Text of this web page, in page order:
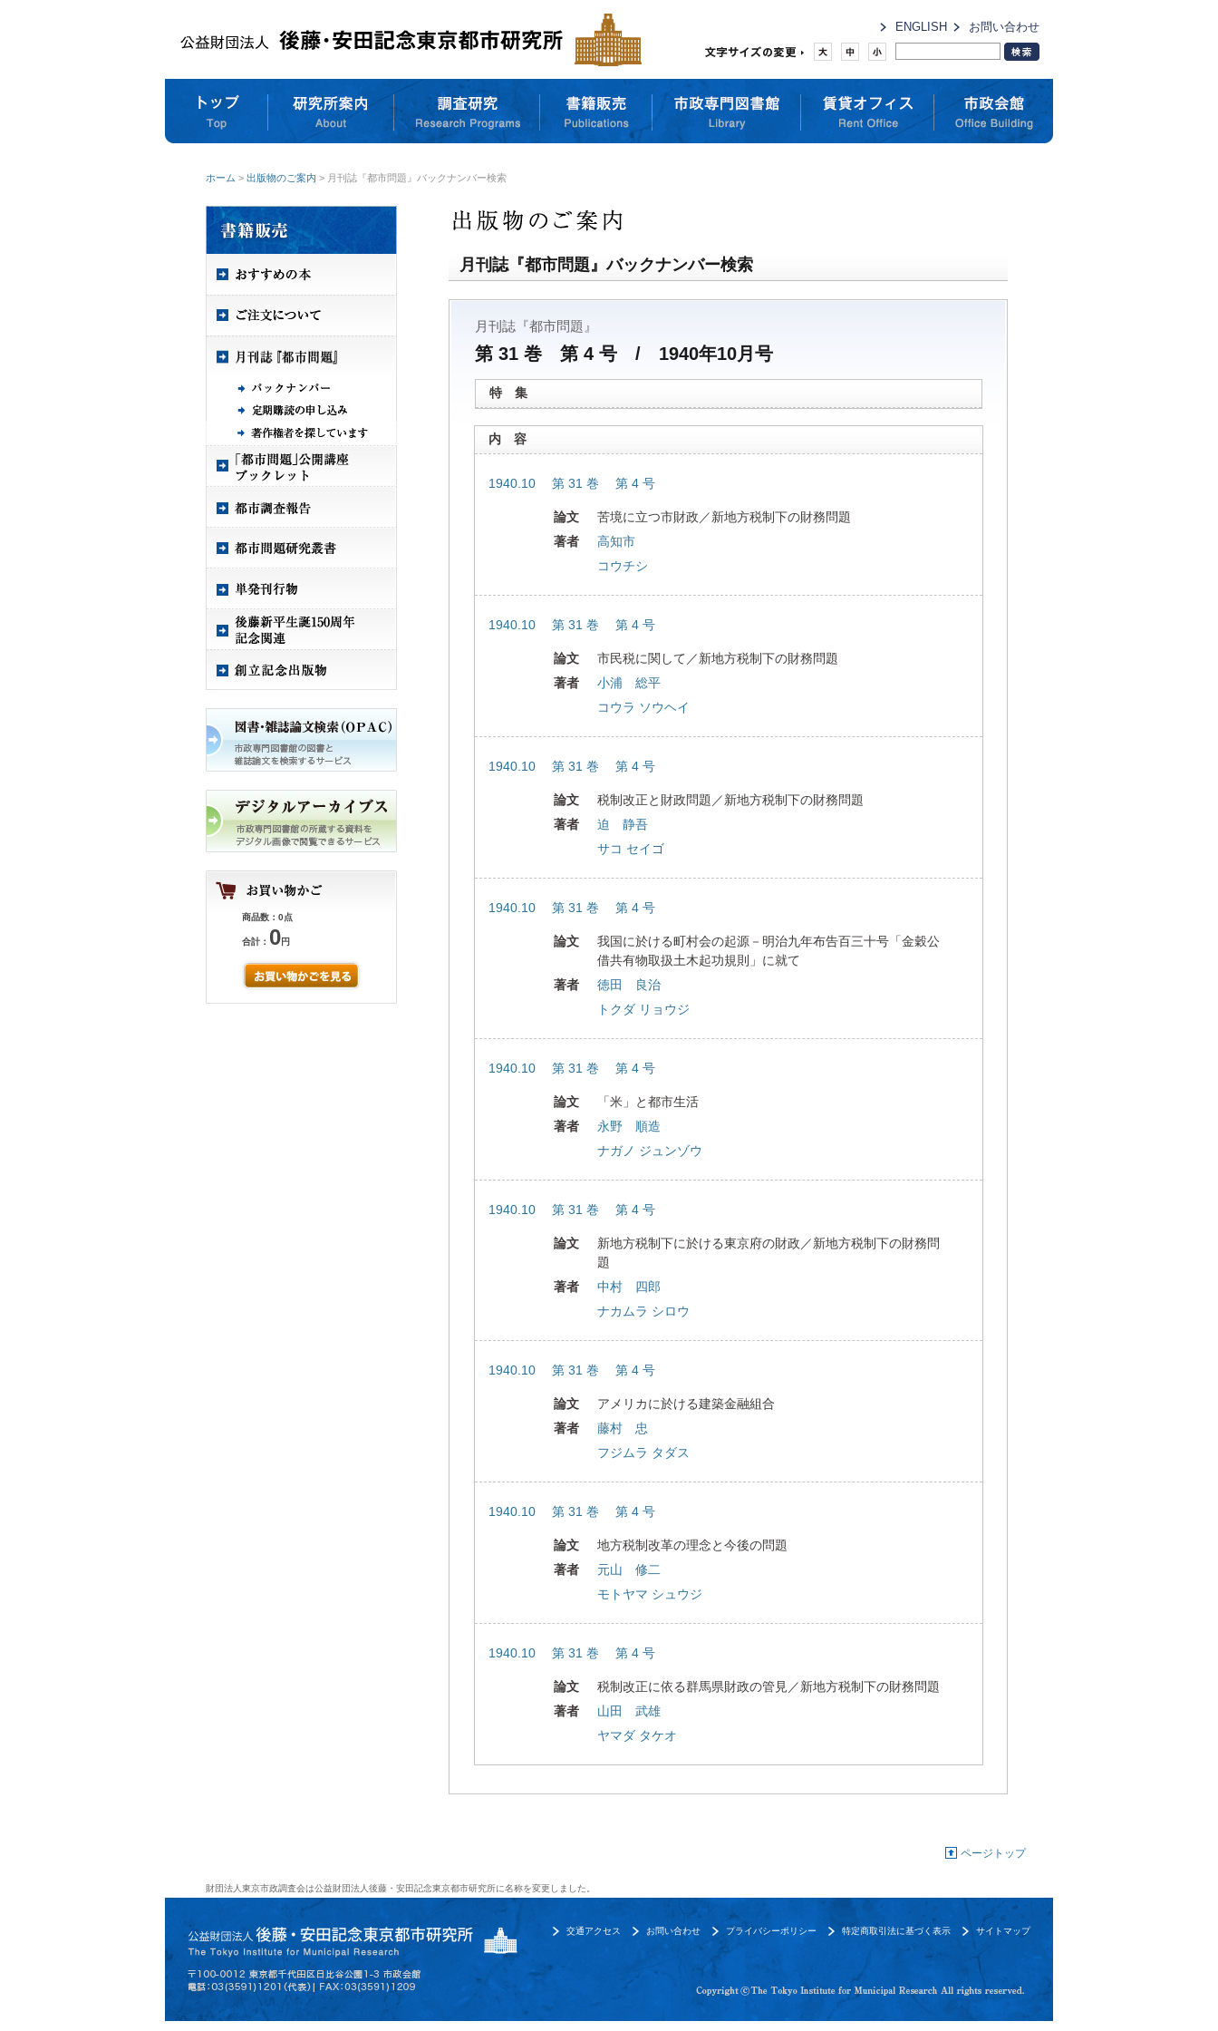
ENGLISH お問い合わせ
ホーム > 出版物のご案内 > 月刊誌『都市問題』バックナンバー検索
商品数：0点
合計： 0円
月刊誌『都市問題』バックナンバー検索
月刊誌『都市問題』
第 31 巻 第 4 号 / 1940年10月号
特 集
内 容
1940.10 第 31 巻 第 4 号
論文
苦境に立つ市財政／新地方税制下の財務問題
著者
高知市
コウチシ
1940.10 第 31 巻 第 4 号
論文
市民税に関して／新地方税制下の財務問題
著者
小浦 総平
コウラ ソウヘイ
1940.10 第 31 巻 第 4 号
論文
税制改正と財政問題／新地方税制下の財務問題
著者
迫 静吾
サコ セイゴ
1940.10 第 31 巻 第 4 号
論文
我国に於ける町村会の起源－明治九年布告百三十号「金穀公
借共有物取扱土木起功規則」に就て
著者
徳田 良治
トクダ リョウジ
1940.10 第 31 巻 第 4 号
論文
「米」と都市生活
著者
永野 順造
ナガノ ジュンゾウ
1940.10 第 31 巻 第 4 号
論文
新地方税制下に於ける東京府の財政／新地方税制下の財務問
題
著者
中村 四郎
ナカムラ シロウ
1940.10 第 31 巻 第 4 号
論文
アメリカに於ける建築金融組合
著者
藤村 忠
フジムラ タダス
1940.10 第 31 巻 第 4 号
論文
地方税制改革の理念と今後の問題
著者
元山 修二
モトヤマ シュウジ
1940.10 第 31 巻 第 4 号
論文
税制改正に依る群馬県財政の管見／新地方税制下の財務問題
著者
山田 武雄
ヤマダ タケオ
ページトップ
財団法人東京市政調査会は公益財団法人後藤・安田記念東京都市研究所に名称を変更しました。
サイトマップ
特定商取引法に基づく表示
プライバシーポリシー
お問い合わせ
交通アクセス